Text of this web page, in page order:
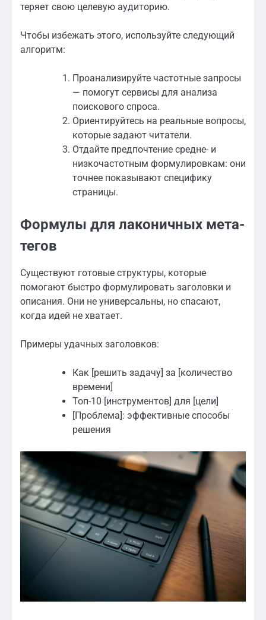
теряет свою целевую аудиторию.
Чтобы избежать этого, используйте следующий
алгоритм:
Проанализируйте частотные запросы
— помогут сервисы для анализа
поискового спроса.
Ориентируйтесь на реальные вопросы,
которые задают читатели.
Отдайте предпочтение средне- и
низкочастотным формулировкам: они
точнее показывают специфику
страницы.
Формулы для лаконичных мета-
тегов
Существуют готовые структуры, которые
помогают быстро формулировать заголовки и
описания. Они не универсальны, но спасают,
когда идей не хватает.
Примеры удачных заголовков:
Как [решить задачу] за [количество
времени]
Топ-10 [инструментов] для [цели]
[Проблема]: эффективные способы
решения